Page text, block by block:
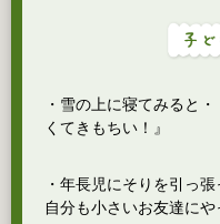
・雪の上に寝てみると
くてきもちい！』
・年長児にそりを引っ
自分も小さいお友達にや